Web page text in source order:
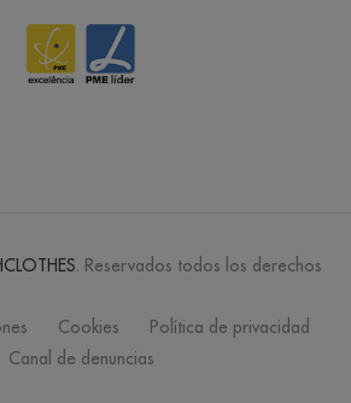
. Reservados todos los derechos
Cookies
Política de privacidad
Canal de denuncias